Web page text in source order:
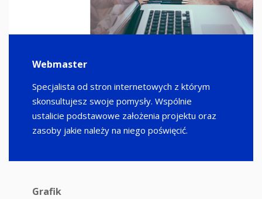
Webmaster
Specjalista od stron internetowych z którym
skonsultujesz swoje pomysły. Wspólnie
ustalicie podstawowe założenia projektu oraz
zasoby jakie należy na niego poświęcić.
Grafik